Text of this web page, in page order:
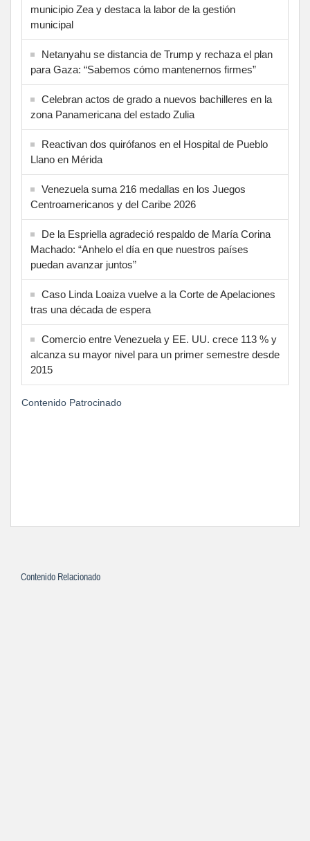
municipio Zea y destaca la labor de la gestión
municipal
Netanyahu se distancia de Trump y rechaza el plan
para Gaza: “Sabemos cómo mantenernos firmes”
Celebran actos de grado a nuevos bachilleres en la
zona Panamericana del estado Zulia
Reactivan dos quirófanos en el Hospital de Pueblo
Llano en Mérida
Venezuela suma 216 medallas en los Juegos
Centroamericanos y del Caribe 2026
De la Espriella agradeció respaldo de María Corina
Machado: “Anhelo el día en que nuestros países
puedan avanzar juntos”
Caso Linda Loaiza vuelve a la Corte de Apelaciones
tras una década de espera
Comercio entre Venezuela y EE. UU. crece 113 % y
alcanza su mayor nivel para un primer semestre desde
2015
Contenido Patrocinado
Contenido Relacionado